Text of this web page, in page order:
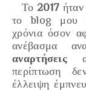
Το 2017 ήταν
το blog μου
χρόνια όσον
ανέβασμα
αναρτήσεις
περίπτωση
έλλειψη